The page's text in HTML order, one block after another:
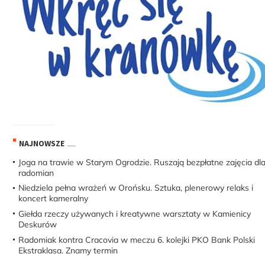
NAJNOWSZE
Joga na trawie w Starym Ogrodzie. Ruszają bezpłatne zajęcia
radomian
Niedziela pełna wrażeń w Orońsku. Sztuka, plenerowy relaks i
koncert kameralny
Giełda rzeczy używanych i kreatywne warsztaty w Kamienicy
Deskurów
Radomiak kontra Cracovia w meczu 6. kolejki PKO Bank Polski
Ekstraklasa. Znamy termin